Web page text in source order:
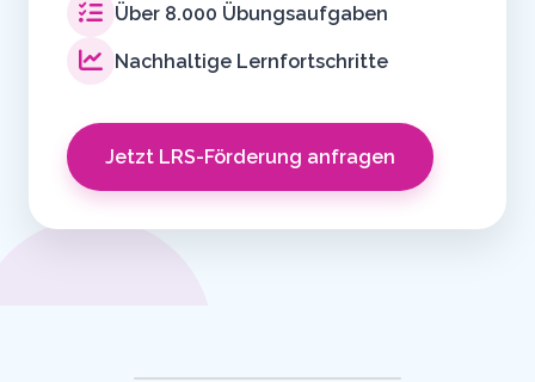
Über 8.000 Übungsaufgaben
Nachhaltige Lernfortschritte
Jetzt LRS-Förderung anfragen